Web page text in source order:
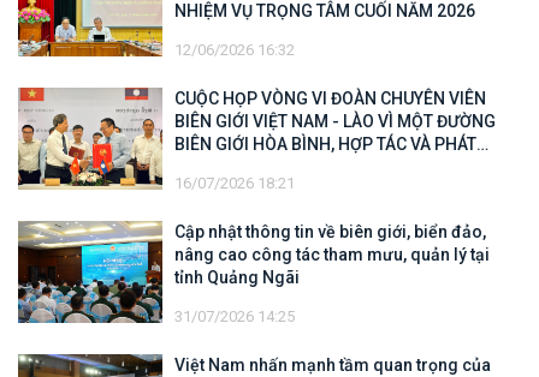
NHIỆM VỤ TRỌNG TÂM CUỐI NĂM 2026
12/06/2026 16:32
CUỘC HỌP VÒNG VI ĐOÀN CHUYÊN VIÊN
BIÊN GIỚI VIỆT NAM - LÀO VÌ MỘT ĐƯỜNG
BIÊN GIỚI HÒA BÌNH, HỢP TÁC VÀ PHÁT
16/07/2026 18:21
Cập nhật thông tin về biên giới, biển đảo,
nâng cao công tác tham mưu, quản lý tại
tỉnh Quảng Ngãi
31/07/2026 14:25
Việt Nam nhấn mạnh tầm quan trọng của